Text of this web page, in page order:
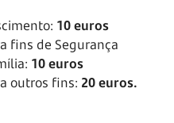
10 euros
fins de Segurança
10 euros
outros fins: 20 euros.